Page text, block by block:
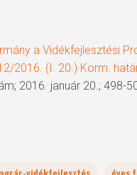
a Vidékfejlesztési
2016. (I. 20.) Korm.
2016. január 20.; 498-